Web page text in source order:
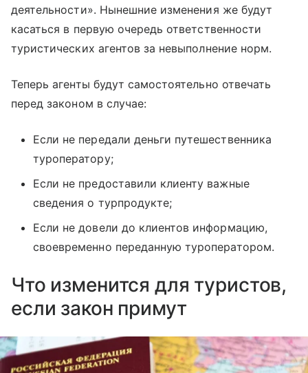
деятельности». Нынешние изменения же будут
касаться в первую очередь ответственности
туристических агентов за невыполнение норм.
Теперь агенты будут самостоятельно отвечать
перед законом в случае:
Если не передали деньги путешественника
туроператору;
Если не предоставили клиенту важные
сведения о турпродукте;
Если не довели до клиентов информацию,
своевременно переданную туроператором.
Что изменится для туристов,
если закон примут